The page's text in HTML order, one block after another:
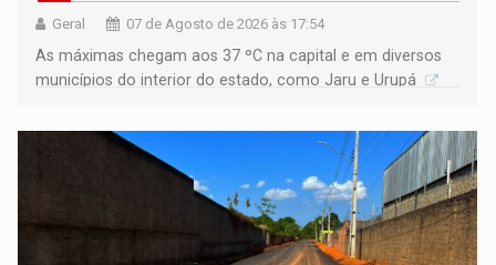
Geral 07 de Agosto de 2026 às 17:54
As máximas chegam aos 37 ºC na capital e em diversos
municípios do interior do estado, como Jaru e Urupá